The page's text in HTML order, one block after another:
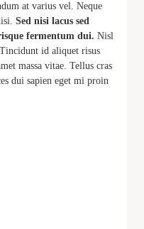
at varius vel. Neque
Sed nisi lacus sed
fermentum dui. Nisl
id aliquet risus
massa vitae. Tellus cras
dui sapien eget mi proin